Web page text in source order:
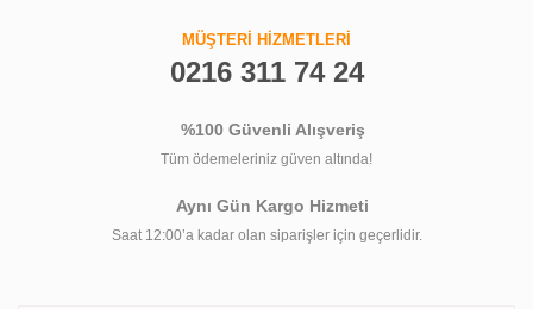
MÜŞTERİ HİZMETLERİ
0216 311 74 24
%100 Güvenli Alışveriş
Tüm ödemeleriniz güven altında!
Aynı Gün Kargo Hizmeti
Saat 12:00’a kadar olan siparişler için geçerlidir.